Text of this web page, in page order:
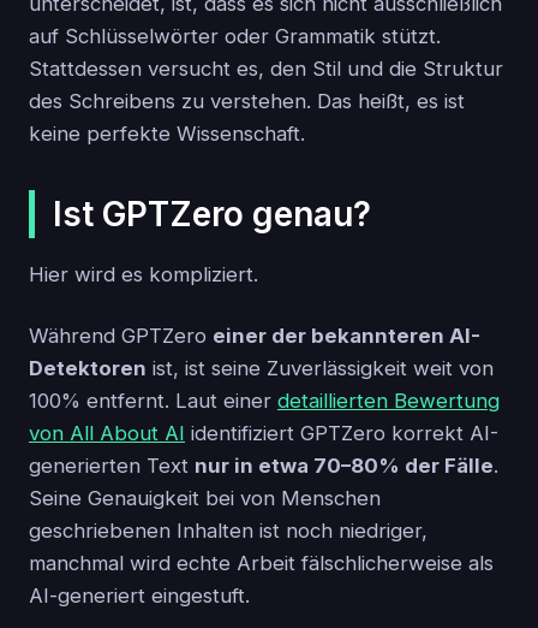
auf Schlüsselwörter oder Grammatik stützt.
Stattdessen versucht es, den Stil und die Struktur
des Schreibens zu verstehen. Das heißt, es ist
keine perfekte Wissenschaft.
Ist GPTZero genau?
Hier wird es kompliziert.
Während GPTZero einer der bekannteren AI-
Detektoren ist, ist seine Zuverlässigkeit weit von
100% entfernt. Laut einer detaillierten Bewertung
von All About AI identifiziert GPTZero korrekt AI-
generierten Text nur in etwa 70–80% der Fälle.
Seine Genauigkeit bei von Menschen
geschriebenen Inhalten ist noch niedriger,
manchmal wird echte Arbeit fälschlicherweise als
AI-generiert eingestuft.